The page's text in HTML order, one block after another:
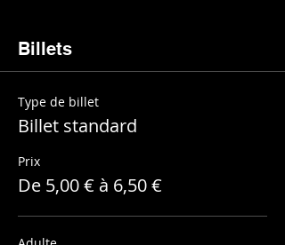
Billets
Type de billet
Billet standard
Prix
De 5,00 € à 6,50 €